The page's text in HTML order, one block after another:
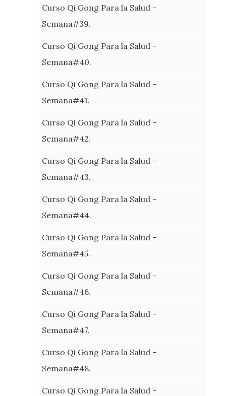
Curso Qi Gong Para la Salud –
Semana#39.
Curso Qi Gong Para la Salud –
Semana#40.
Curso Qi Gong Para la Salud –
Semana#41.
Curso Qi Gong Para la Salud –
Semana#42.
Curso Qi Gong Para la Salud –
Semana#43.
Curso Qi Gong Para la Salud –
Semana#44.
Curso Qi Gong Para la Salud –
Semana#45.
Curso Qi Gong Para la Salud –
Semana#46.
Curso Qi Gong Para la Salud –
Semana#47.
Curso Qi Gong Para la Salud –
Semana#48.
Curso Qi Gong Para la Salud –